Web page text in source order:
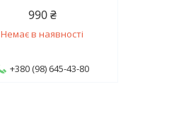
990 ₴
Немає в наявності
+380 (98) 645-43-80